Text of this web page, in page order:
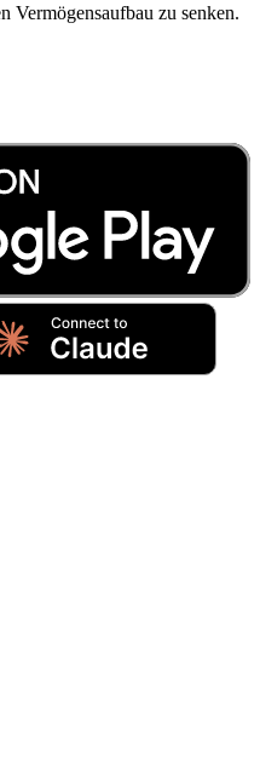
Vermögensaufbau zu senken.